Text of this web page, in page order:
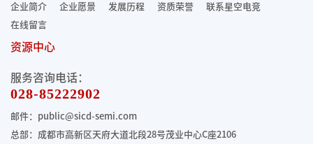
企业简介 企业愿景 发展历程 资质荣誉
联系星空电竞
在线留言
资源中心
服务咨询电话：
028-85222902
邮件：public@sicd-semi.com
总部：成都市高新区天府大道北段28号茂业中心C座2106